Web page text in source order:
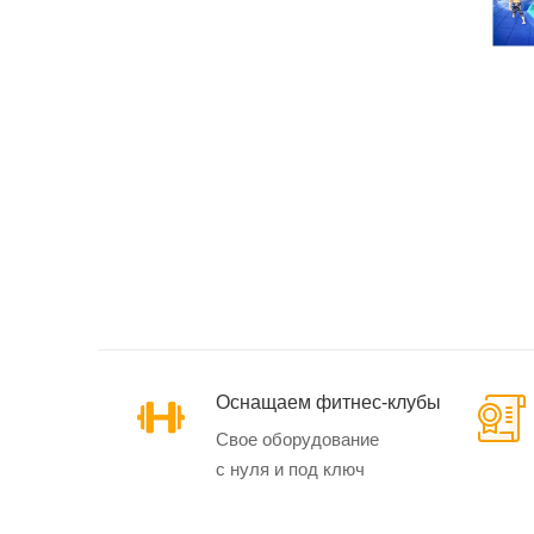
Оснащаем фитнес-клубы
Свое оборудование
с нуля и под ключ